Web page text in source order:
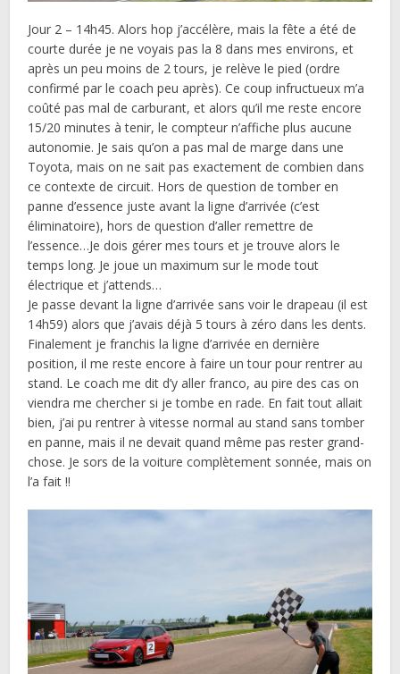
Jour 2 – 14h45. Alors hop j’accélère, mais la fête a été de
courte durée je ne voyais pas la 8 dans mes environs, et
après un peu moins de 2 tours, je relève le pied (ordre
confirmé par le coach peu après). Ce coup infructueux m’a
coûté pas mal de carburant, et alors qu’il me reste encore
15/20 minutes à tenir, le compteur n’affiche plus aucune
autonomie. Je sais qu’on a pas mal de marge dans une
Toyota, mais on ne sait pas exactement de combien dans
ce contexte de circuit. Hors de question de tomber en
panne d’essence juste avant la ligne d’arrivée (c’est
éliminatoire), hors de question d’aller remettre de
l’essence…Je dois gérer mes tours et je trouve alors le
temps long. Je joue un maximum sur le mode tout
électrique et j’attends…
Je passe devant la ligne d’arrivée sans voir le drapeau (il est
14h59) alors que j’avais déjà 5 tours à zéro dans les dents.
Finalement je franchis la ligne d’arrivée en dernière
position, il me reste encore à faire un tour pour rentrer au
stand. Le coach me dit d’y aller franco, au pire des cas on
viendra me chercher si je tombe en rade. En fait tout allait
bien, j’ai pu rentrer à vitesse normal au stand sans tomber
en panne, mais il ne devait quand même pas rester grand-
chose. Je sors de la voiture complètement sonnée, mais on
l’a fait !!